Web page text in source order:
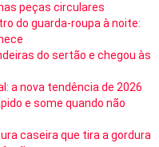
peças circulares
do guarda-roupa à noite:
do sertão e chegou às
a nova tendência de 2026
e some quando não
caseira que tira a gordura